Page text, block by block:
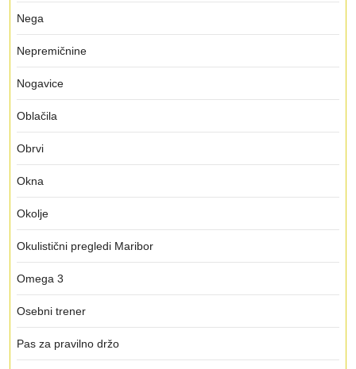
Nega
Nepremičnine
Nogavice
Oblačila
Obrvi
Okna
Okolje
Okulistični pregledi Maribor
Omega 3
Osebni trener
Pas za pravilno držo